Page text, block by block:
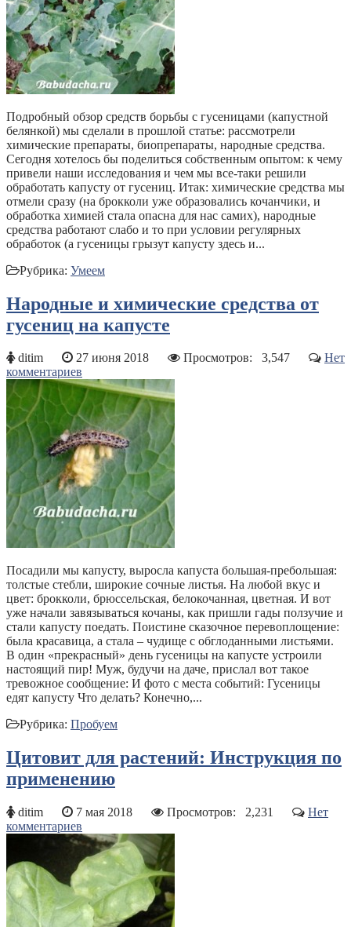
Подробный обзор средств борьбы с гусеницами (капустной
белянкой) мы сделали в прошлой статье: рассмотрели
химические препараты, биопрепараты, народные средства.
Сегодня хотелось бы поделиться собственным опытом: к чему
привели наши исследования и чем мы все-таки решили
обработать капусту от гусениц. Итак: химические средства мы
отмели сразу (на брокколи уже образовались кочанчики, и
обработка химией стала опасна для нас самих), народные
средства работают слабо и то при условии регулярных
обработок (а гусеницы грызут капусту здесь и...
Рубрика: Умеем
Народные и химические средства от
гусениц на капусте
ditim 27 июня 2018 Просмотров: 3,547
Нет
комментариев
Посадили мы капусту, выросла капуста большая-пребольшая:
толстые стебли, широкие сочные листья. На любой вкус и
цвет: брокколи, брюссельская, белокочанная, цветная. И вот
уже начали завязываться кочаны, как пришли гады ползучие и
стали капусту поедать. Поистине сказочное перевоплощение:
была красавица, а стала – чудище с обглоданными листьями.
В один «прекрасный» день гусеницы на капусте устроили
настоящий пир! Муж, будучи на даче, прислал вот такое
тревожное сообщение: И фото с места событий: Гусеницы
едят капусту Что делать? Конечно,...
Рубрика: Пробуем
Цитовит для растений: Инструкция по
применению
ditim 7 мая 2018 Просмотров: 2,231
Нет
комментариев